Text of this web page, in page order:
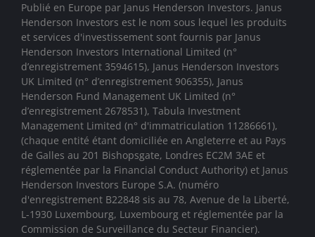
Publié en Europe par Janus Henderson Investors. Janus
Henderson Investors est le nom sous lequel les produits
et services d'investissement sont fournis par Janus
Henderson Investors International Limited (n°
d’enregistrement 3594615), Janus Henderson Investors
UK Limited (n° d’enregistrement 906355), Janus
Henderson Fund Management UK Limited (n°
d’enregistrement 2678531), Tabula Investment
Management Limited (n° d'immatriculation 11286661),
(chaque entité étant domiciliée en Angleterre et au Pays
de Galles au 201 Bishopsgate, Londres EC2M 3AE et
réglementée par la Financial Conduct Authority) et Janus
Henderson Investors Europe S.A. (numéro
d'enregistrement B22848 sis au 78, Avenue de la Liberté,
L-1930 Luxembourg, Luxembourg et réglementée par la
Commission de Surveillance du Secteur Financier).